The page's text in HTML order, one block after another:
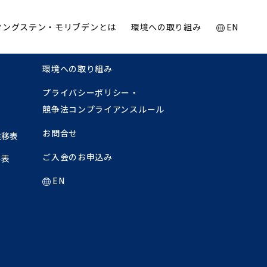
ングステン・モリブデンとは 環境への取り組み EN
表
環境への取り組み
プライバシーポリシー・
競争法コンプライアンスルール
お問合せ
ご入会のお申込み
EN